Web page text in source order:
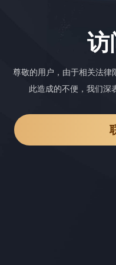
访
尊敬的用户，由于相关法律
此造成的不便，我们深